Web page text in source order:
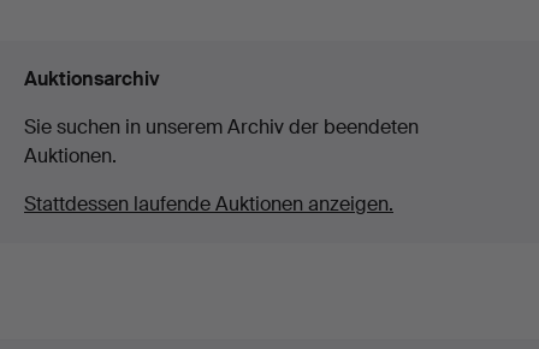
Auktionsarchiv
Sie suchen in unserem Archiv der beendeten
Auktionen.
Stattdessen laufende Auktionen anzeigen.